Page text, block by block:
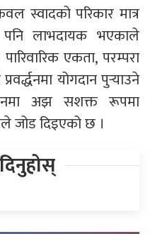
स्वादको परिकार मात्र
पनि लाभदायक भएकाले
एकता, परम्परा
योगदान पुर्‍याउने
अझ सशक्त रूपमा
जोड दिइएको छ ।